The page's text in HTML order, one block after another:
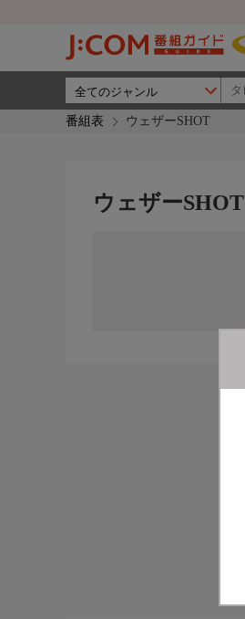
番組表 ウェザーSHOT
ウェザーSHOT